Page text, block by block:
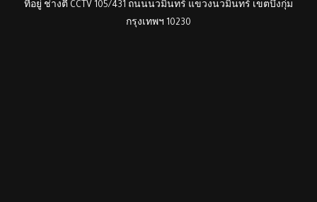
ที่อยู่ ช่างตี๋ CCTV 105/431 ถนนนวมินทร์ แขวงนวมินทร์ เขตบึงกุ่ม
กรุงเทพฯ 10230